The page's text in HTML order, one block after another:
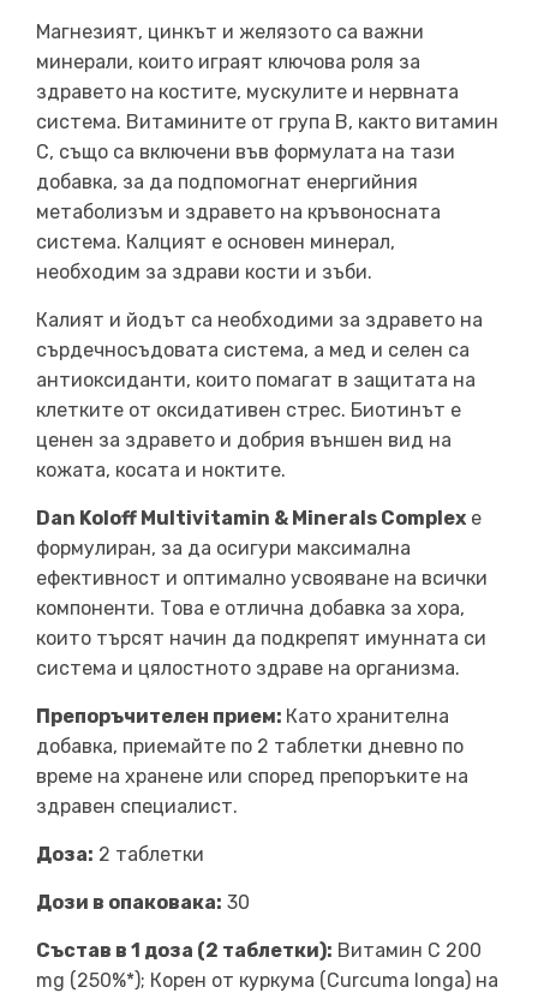
Магнезият, цинкът и желязото са важни
минерали, които играят ключова роля за
здравето на костите, мускулите и нервната
система. Витамините от група В, както витамин
С, също са включени във формулата на тази
добавка, за да подпомогнат енергийния
метаболизъм и здравето на кръвоносната
система. Калцият е основен минерал,
необходим за здрави кости и зъби.
Калият и йодът са необходими за здравето на
сърдечносъдовата система, а мед и селен са
антиоксиданти, които помагат в защитата на
клетките от оксидативен стрес. Биотинът е
ценен за здравето и добрия външен вид на
кожата, косата и ноктите.
Dan Koloff Multivitamin & Minerals Complex е
формулиран, за да осигури максимална
ефективност и оптимално усвояване на всички
компоненти. Това е отлична добавка за хора,
които търсят начин да подкрепят имунната си
система и цялостното здраве на организма.
Препоръчителен прием: Като хранителна
добавка, приемайте по 2 таблетки дневно по
време на хранене или според препоръките на
здравен специалист.
Доза: 2 таблетки
Дози в опаковака: 30
Състав в 1 доза (2 таблетки): Витамин C 200
mg (250%*); Корен от куркума (Curcuma longa) на